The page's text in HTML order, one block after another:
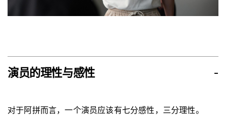
演员的理性与感性 -
对于阿拼而言，一个演员应该有七分感性，三分理性。